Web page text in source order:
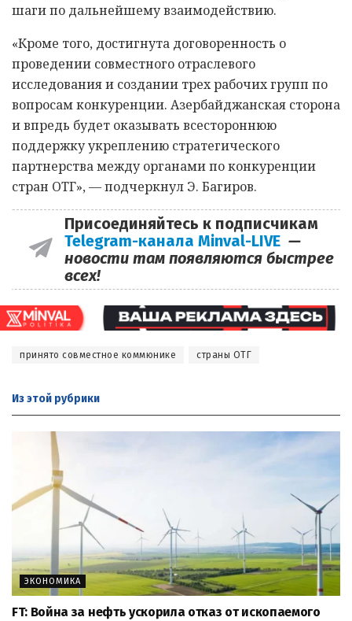
шаги по дальнейшему взаимодействию.
«Кроме того, достигнута договоренность о
проведении совместного отраслевого
исследования и создании трех рабочих групп по
вопросам конкуренции. Азербайджанская сторона
и впредь будет оказывать всестороннюю
поддержку укреплению стратегического
партнерства между органами по конкуренции
стран ОТГ», — подчеркнул Э. Багиров.
Присоединяйтесь к подписчикам
Telegram-канала Minval-LIVE —
новости там появляются быстрее
всех!
принято совместное коммюнике страны ОТГ
Из этой рубрики
ЭКОНОМИКА
FT: Война за нефть ускорила отказ от ископаемого